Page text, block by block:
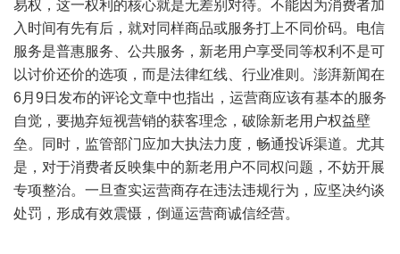
易权，这一权利的核心就是无差别对待。不能因为消费者加
入时间有先有后，就对同样商品或服务打上不同价码。电信
服务是普惠服务、公共服务，新老用户享受同等权利不是可
以讨价还价的选项，而是法律红线、行业准则。澎湃新闻在
6月9日发布的评论文章中也指出，运营商应该有基本的服务
自觉，要抛弃短视营销的获客理念，破除新老用户权益壁
垒。同时，监管部门应加大执法力度，畅通投诉渠道。尤其
是，对于消费者反映集中的新老用户不同权问题，不妨开展
专项整治。一旦查实运营商存在违法违规行为，应坚决约谈
处罚，形成有效震慑，倒逼运营商诚信经营。